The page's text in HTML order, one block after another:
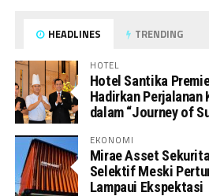
HEADLINES TRENDING
HOTEL
Hotel Santika
Hadirkan Perjalanan
dalam “Journey of
EKONOMI
Mirae Asset
Selektif Meski
Lampaui Ekspektasi